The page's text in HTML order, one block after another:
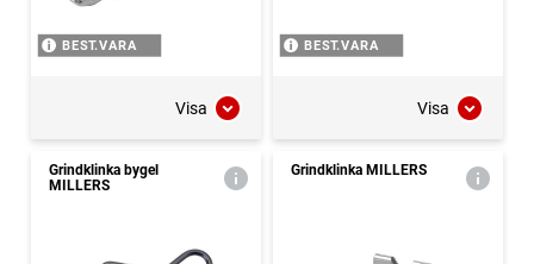
BEST.VARA
Visa
BEST.VARA
Visa
Grindklinka bygel
MILLERS
Grindklinka MILLERS